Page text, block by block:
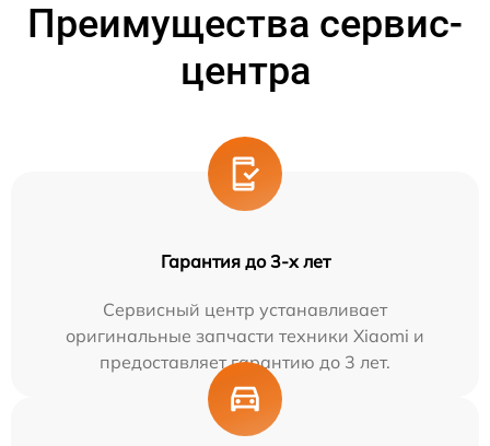
Преимущества сервис-
центра
Гарантия до 3-х лет
Сервисный центр устанавливает
оригинальные запчасти техники Xiaomi и
предоставляет гарантию до 3 лет.